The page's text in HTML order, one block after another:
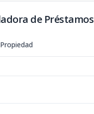
de Préstamos